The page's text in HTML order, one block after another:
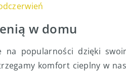
w domu
na popularności dzięki
komfort cieplny w